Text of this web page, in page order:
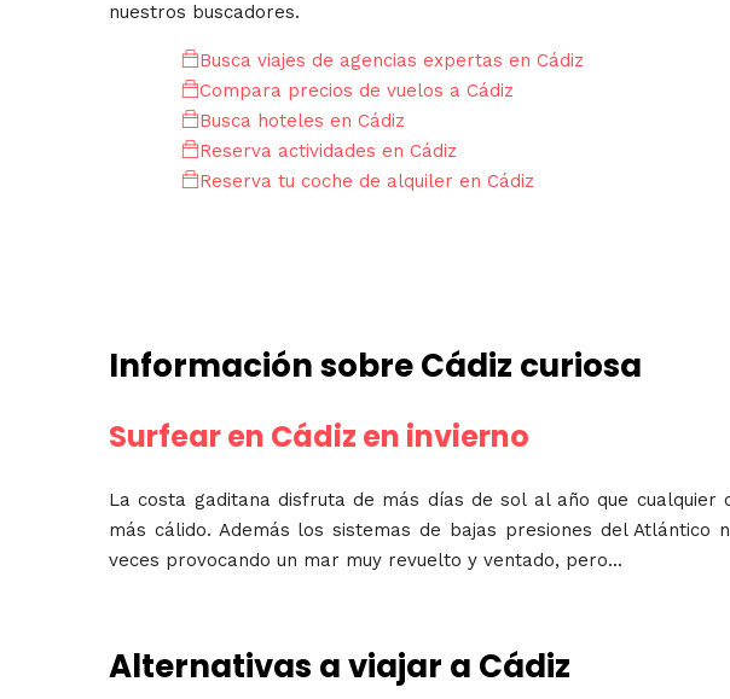
nuestros buscadores.
Busca viajes de agencias expertas en Cádiz
Compara precios de vuelos a Cádiz
Busca hoteles en Cádiz
Reserva actividades en Cádiz
Reserva tu coche de alquiler en Cádiz
Información sobre Cádiz curiosa
Surfear en Cádiz en invierno
La costa gaditana disfruta de más días de sol al año que
más cálido. Además los sistemas de bajas presiones del
veces provocando un mar muy revuelto y ventado, pero...
Alternativas a viajar a Cádiz